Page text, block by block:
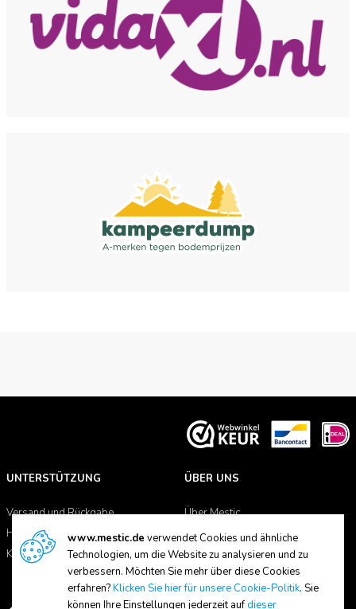
UNTERSTÜTZUNG
Versand und Rückgabe
Handbücher
Kontakt
ÜBER UNS
Über Mestic
Händlersuche
www.mestic.de verwendet Cookies und ähnliche
Technologien, um die Website zu analysieren und zu
verbessern. Möchten Sie mehr über diese Cookies
erfahren?Klicken Sie hier für unsere Cookie-Politik. Sie
können Ihre Einstellungen jederzeit aufdieser